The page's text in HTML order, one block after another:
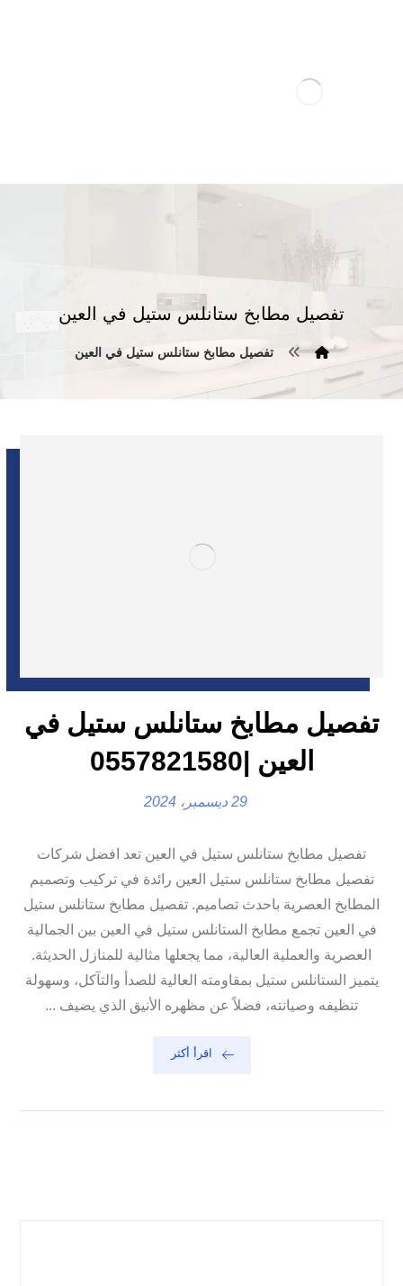
تفصيل مطابخ ستانلس ستيل في العين
تفصيل مطابخ ستانلس ستيل في العين
تفصيل مطابخ ستانلس ستيل في
العين |0557821580
29 ديسمبر، 2024
تفصيل مطابخ ستانلس ستيل في العين تعد افضل شركات
تفصيل مطابخ ستانلس ستيل العين رائدة في تركيب وتصميم
المطابخ العصرية باحدث تصاميم. تفصيل مطابخ ستانلس ستيل
في العين تجمع مطابخ الستانلس ستيل في العين بين الجمالية
العصرية والعملية العالية، مما يجعلها مثالية للمنازل الحديثة.
يتميز الستانلس ستيل بمقاومته العالية للصدأ والتآكل، وسهولة
تنظيفه وصيانته، فضلاً عن مظهره الأنيق الذي يضيف ...
اقرأ أكثر